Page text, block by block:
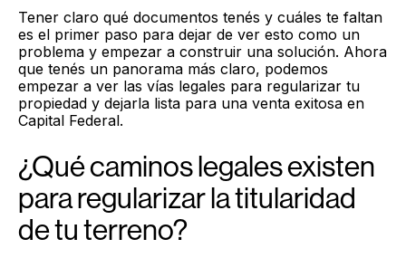
Tener claro qué documentos tenés y cuáles te faltan
es el primer paso para dejar de ver esto como un
problema y empezar a construir una solución. Ahora
que tenés un panorama más claro, podemos
empezar a ver las vías legales para regularizar tu
propiedad y dejarla lista para una venta exitosa en
Capital Federal.
¿Qué caminos legales existen
para regularizar la titularidad
de tu terreno?